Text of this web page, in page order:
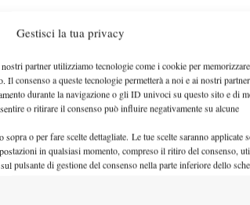
Gestisci la tua privacy
partner utilizziamo tecnologie come i cookie per
Il consenso a queste tecnologie permetterà a noi e ai nostri
durante la navigazione o gli ID univoci su questo sito e di
o ritirare il consenso può influire negativamente su alcune
o per fare scelte dettagliate. Le tue scelte saranno applicate
in qualsiasi momento, compreso il ritiro del consenso,
pulsante di gestione del consenso nella parte inferiore dello